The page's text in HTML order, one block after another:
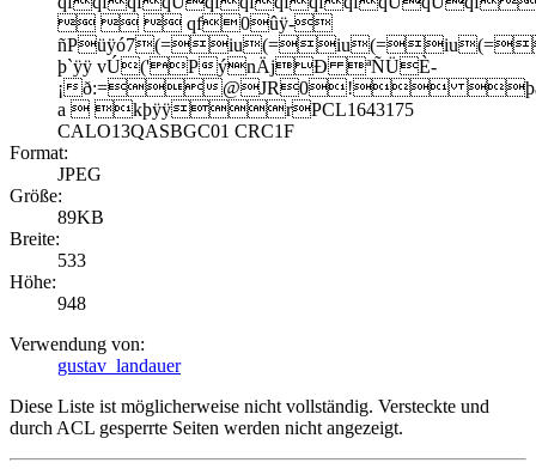
   qf0ûÿ-
þ`ÿÿ vÚ('PýnÄjÐ ªÑÜÈ-
¡ð:=@JR0!
a  kþÿÿrPCL1643175
CALO13QASBGC01 CRC1F
Format:
JPEG
Größe:
89KB
Breite:
533
Höhe:
948
Verwendung von:
gustav_landauer
Diese Liste ist möglicherweise nicht vollständig. Versteckte und
durch ACL gesperrte Seiten werden nicht angezeigt.